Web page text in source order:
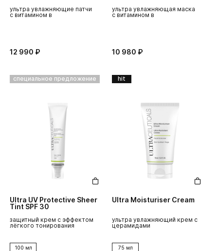
ультра увлажняющие патчи
с витамином в
12 990 ₽
ультра увлажняющая маска
с витамином в
10 980 ₽
специальное предложение
Ultra UV Protective Sheer
Tint SPF 30
защитный крем с эффектом
лёгкого тонирования
100 мл
hit
Ultra Moisturiser Cream
ультра увлажняющий крем с
церамидами
75 мл